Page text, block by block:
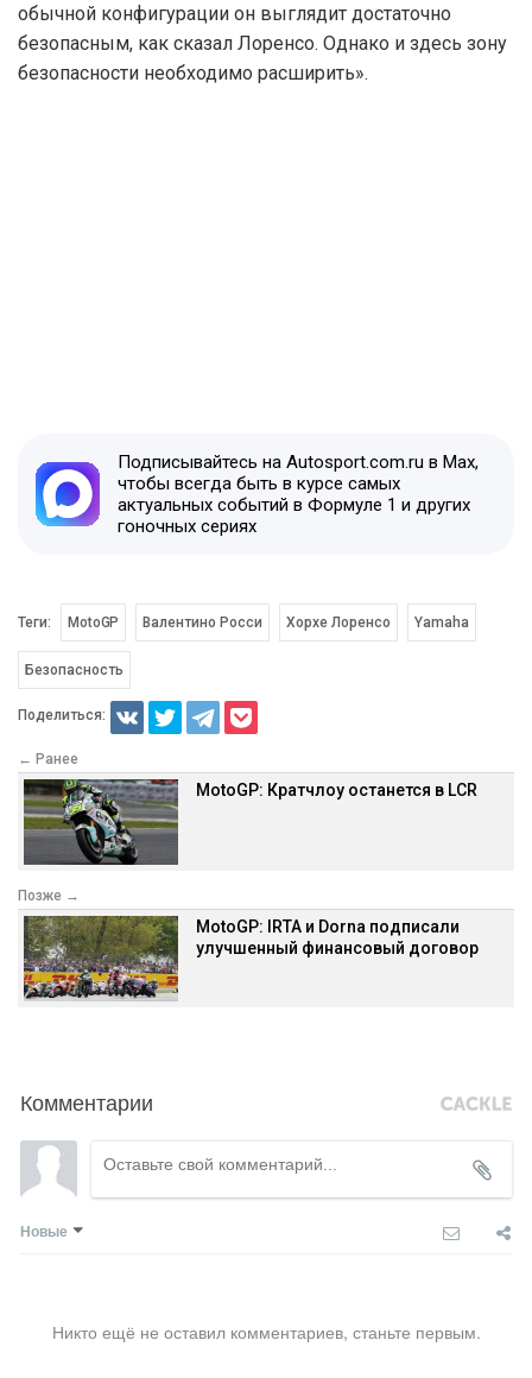
обычной конфигурации он выглядит достаточно
безопасным, как сказал Лоренсо. Однако и здесь зону
безопасности необходимо расширить».
Подписывайтесь на Autosport.com.ru в Max,
чтобы всегда быть в курсе самых
актуальных событий в Формуле 1 и других
гоночных сериях
Теги: MotoGP Валентино Росси Хорхе Лоренсо Yamaha
Безопасность
Поделиться:
← Ранее
MotoGP: Кратчлоу останется в LCR
Позже →
MotoGP: IRTA и Dorna подписали
улучшенный финансовый договор
Комментарии
Новые
Никто ещё не оставил комментариев, станьте первым.